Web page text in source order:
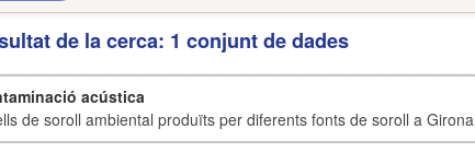
de la cerca: 1 conjunt de dades
acústica
de soroll ambiental produïts per diferents fonts de soroll a Girona